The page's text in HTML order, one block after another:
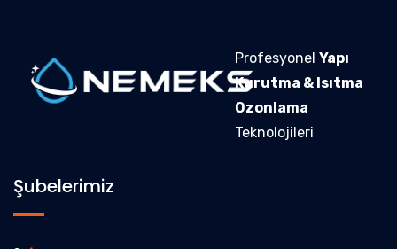
Profesyonel Yapı
Kurutma & Isıtma
Ozonlama
Teknolojileri
Şubelerimiz